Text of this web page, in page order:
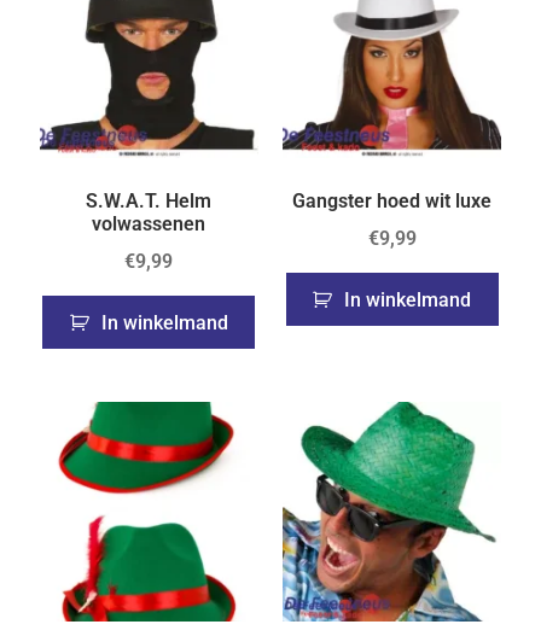
S.W.A.T. Helm
volwassenen
€9,99
In winkelmand
Gangster hoed wit luxe
€9,99
In winkelmand